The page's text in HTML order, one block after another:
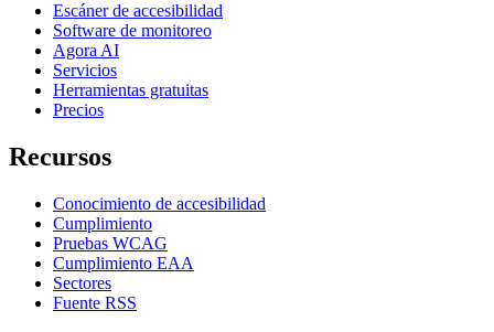
Escáner de accesibilidad
Software de monitoreo
Agora AI
Servicios
Herramientas gratuitas
Precios
Recursos
Conocimiento de accesibilidad
Cumplimiento
Pruebas WCAG
Cumplimiento EAA
Sectores
Fuente RSS